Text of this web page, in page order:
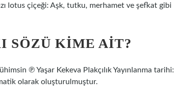
lotus çiçeği: Aşk, tutku, merhamet ve şefkat gibi
SÖZÜ KIME AIT?
℗ Yaşar Kekeva Plakçılık Yayınlanma tarihi:
olarak oluşturulmuştur.